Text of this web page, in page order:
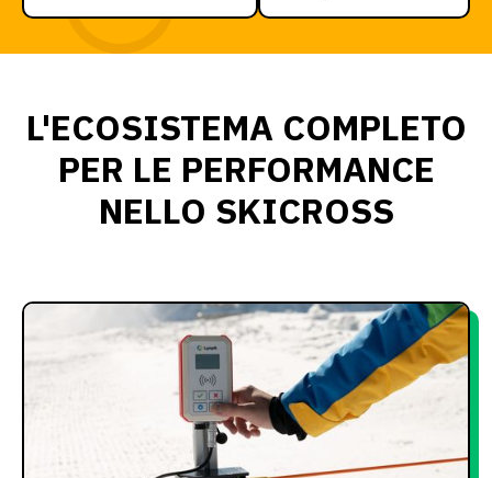
L'ECOSISTEMA COMPLETO
PER LE PERFORMANCE
NELLO SKICROSS